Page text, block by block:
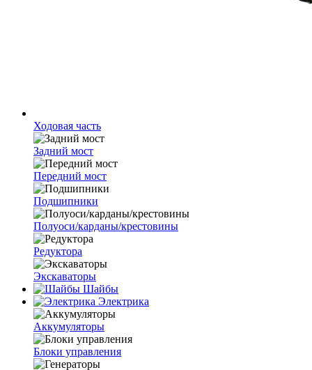
Ходовая часть
Задний мост
Передний мост
Подшипники
Полуоси/карданы/крестовины
Редуктора
Экскаваторы
Шайбы
Электрика
Аккумуляторы
Блоки управления